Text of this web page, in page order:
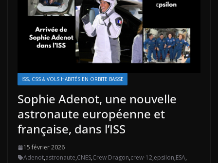
ISS, CSS & VOLS HABITÉS EN ORBITE BASSE
Sophie Adenot, une nouvelle
astronaute européenne et
française, dans l’ISS
15 février 2026
Adenot,astronaute,CNES,Crew Dragon,crew-12,epsilon,ESA,